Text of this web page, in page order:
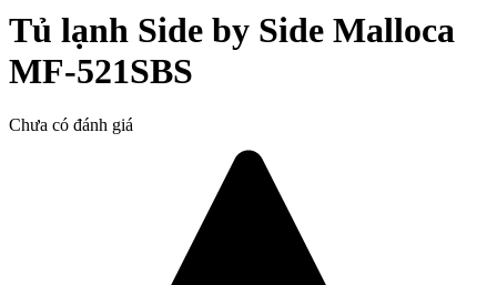
Tủ lạnh Side by Side Malloca
MF-521SBS
Chưa có đánh giá